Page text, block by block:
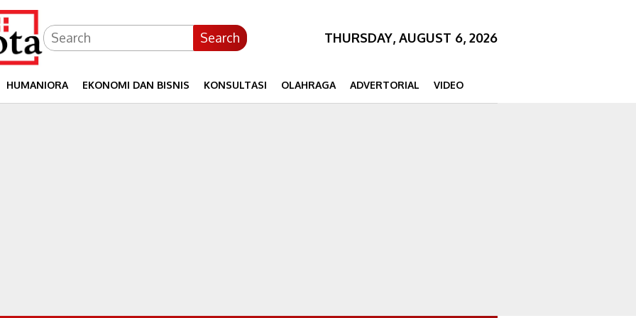
Search THURSDAY, AUGUST 6, 2026
HUMANIORA EKONOMI DAN BISNIS KONSULTASI OLAHRAGA ADVERTORIAL VIDEO